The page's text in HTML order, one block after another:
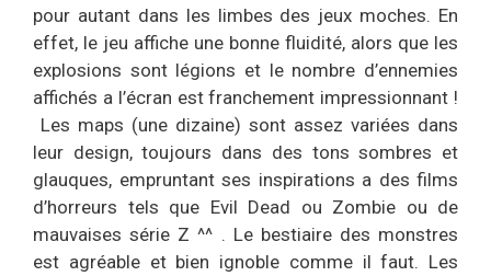
pour autant dans les limbes des jeux moches. En
effet, le jeu affiche une bonne fluidité, alors que les
explosions sont légions et le nombre d’ennemies
affichés a l’écran est franchement impressionnant !
Les maps (une dizaine) sont assez variées dans
leur design, toujours dans des tons sombres et
glauques, empruntant ses inspirations a des films
d’horreurs tels que Evil Dead ou Zombie ou de
mauvaises série Z ^^ . Le bestiaire des monstres
est agréable et bien ignoble comme il faut. Les